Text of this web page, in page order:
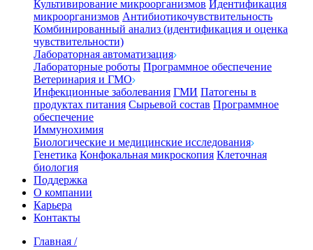
Культивирование микроорганизмов Идентификация
микроорганизмов Антибиотикочувствительность
Комбинированный анализ (идентификация и оценка
чувствительности)
Лабораторная автоматизация
Лабораторные роботы Программное обеспечение
Ветеринария и ГМО
Инфекционные заболевания ГМИ Патогены в
продуктах питания Сырьевой состав Программное
обеспечение
Иммунохимия
Биологические и медицинские исследования
Генетика Конфокальная микроскопия Клеточная
биология
Поддержка
О компании
Карьера
Контакты
Главная /